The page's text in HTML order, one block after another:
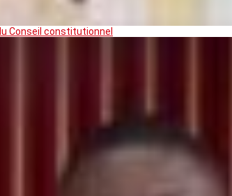
Conseil constitutionnel